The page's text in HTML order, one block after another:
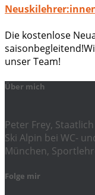
Die kostenlose
unser Team!
Über mich
Peter Frey,
Ski Alpin bei WC-
München,
Folge mir